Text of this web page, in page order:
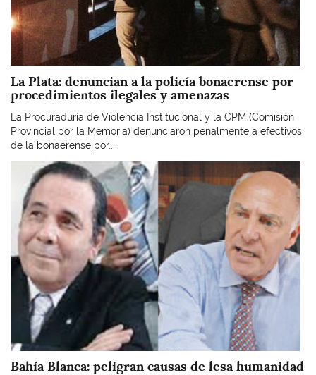
La Plata: denuncian a la policía bonaerense por
procedimientos ilegales y amenazas
La Procuraduría de Violencia Institucional y la CPM (Comisión
Provincial por la Memoria) denunciaron penalmente a efectivos
de la bonaerense por...
Imagen
Bahía Blanca: peligran causas de lesa humanidad